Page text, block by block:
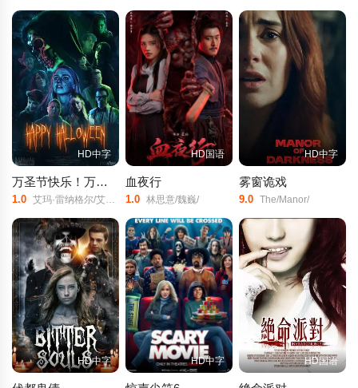
HD中字
万圣节快乐！万圣节快乐！
1.0 艾玛·雷纳格尔/艾琳·奥尼尔/内森·谢尔顿/
HD国语
血夜行
1.0 林思意/魏巍/
HD中字
雾窗诡戏
9.0 The/Manor/
HD中字 HD中字 HD国语